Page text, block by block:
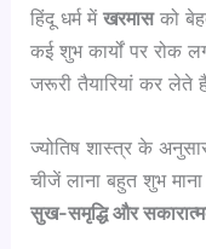
हिंदू धर्म मेंखरमासको
कई शुभ कार्यों पर रोक
जरूरी तैयारियां कर लेते
ज्योतिष शास्त्र के
चीजें लाना बहुत शुभ
सुख-समृद्धि और